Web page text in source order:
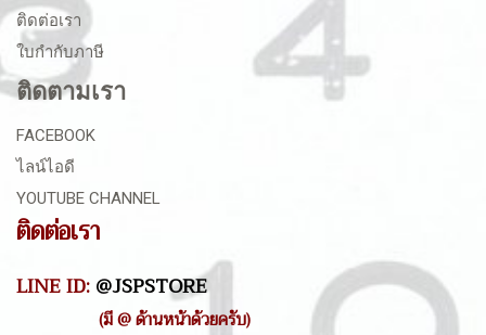
ติดต่อเรา
ใบกำกับภาษี
ติดตามเรา
FACEBOOK
ไลน์ไอดี
YOUTUBE CHANNEL
ติดต่อเรา
LINE ID:@JSPSTORE
(มี @ ด้านหน้าด้วยครับ)